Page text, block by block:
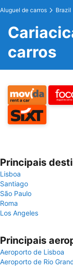
Aluguel de carros Brazil
carros
Principais
Lisboa
Santiago
São Paulo
Roma
Los Angeles
Principais
Aeroporto de Lisboa
Aeroporto de Rio